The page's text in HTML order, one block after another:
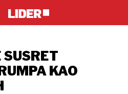
SUSRET
KAO